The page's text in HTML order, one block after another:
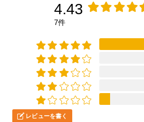
4.43
7件
レビューを書く